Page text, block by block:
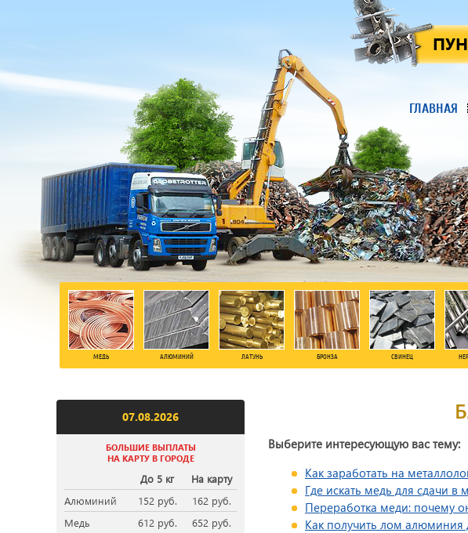
ГЛАВНАЯ
МЕДЬ АЛЮМИНИЙ ЛАТУНЬ БРОНЗА СВИНЕЦ
07.08.2026
БОЛЬШИЕ ВЫПЛАТЫ
НА КАРТУ В ГОРОДЕ
До 5 кг
На карту
Алюминий
152 руб.
162 руб.
Медь
612 руб.
652 руб.
Выберите интересующую вас тему:
Как заработать на
Где искать медь для сдачи в
Переработка меди: почему
Как получить лом алюминия